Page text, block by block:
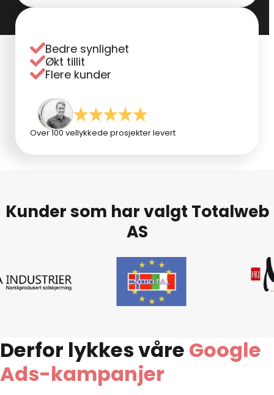
Bedre synlighet
Økt tillit
Flere kunder
Over 100 vellykkede prosjekter levert
Kunder som har valgt Totalweb
AS
Derfor lykkes våre Google
Ads-kampanjer